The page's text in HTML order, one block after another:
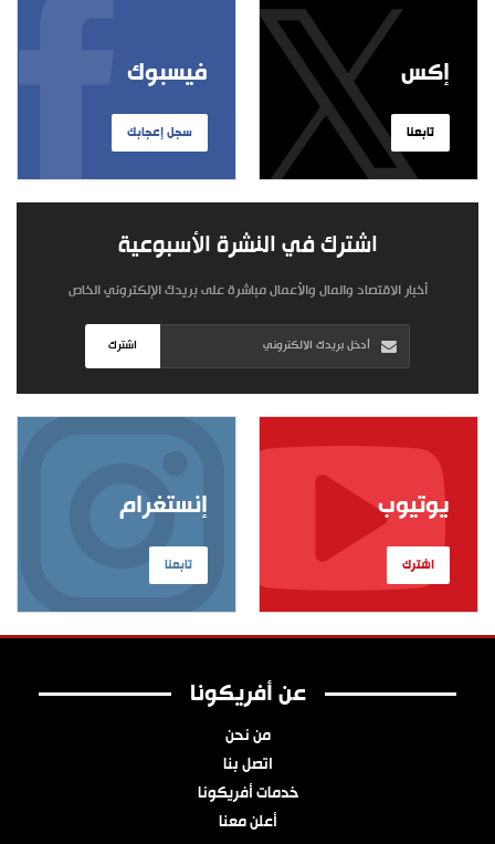
فيسبوك
سجل إعجابك
إكس
تابعنا
اشترك في النشرة الأسبوعية
أخبار الاقتصاد والمال والأعمال مباشرة على بريدك الإلكتروني الخاص
اشترك
إنستغرام
تابعنا
يوتيوب
اشترك
عن أفريكونا
من نحن
اتصل بنا
خدمات أفريكونا
أعلن معنا